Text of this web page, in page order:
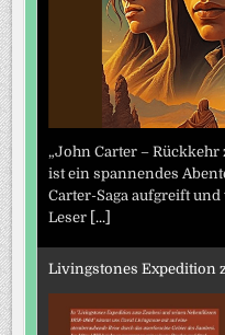
„John Carter –
ist ein spannendes
Carter-Saga aufgreift
Leser [...]
Livingstones Expedition